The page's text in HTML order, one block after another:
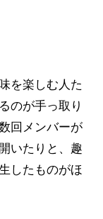
を楽しむ人た
のが手っ取り
回メンバーが
いたりと、趣
したものがほ